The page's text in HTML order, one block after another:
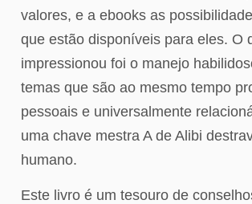
valores, e a ebooks as
que estão disponíveis para eles. O
impressionou foi o manejo
temas que são ao mesmo tempo
pessoais e universalmente
uma chave mestra A de Alibi
humano.
Este livro é um tesouro de